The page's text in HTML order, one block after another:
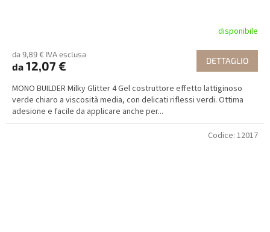
disponibile
da 9,89 € IVA esclusa
da 12,07 € DETTAGLIO
MONO BUILDER Milky Glitter 4 Gel costruttore effetto lattiginoso
verde chiaro a viscosità media, con delicati riflessi verdi. Ottima
adesione e facile da applicare anche per...
Codice: 12017